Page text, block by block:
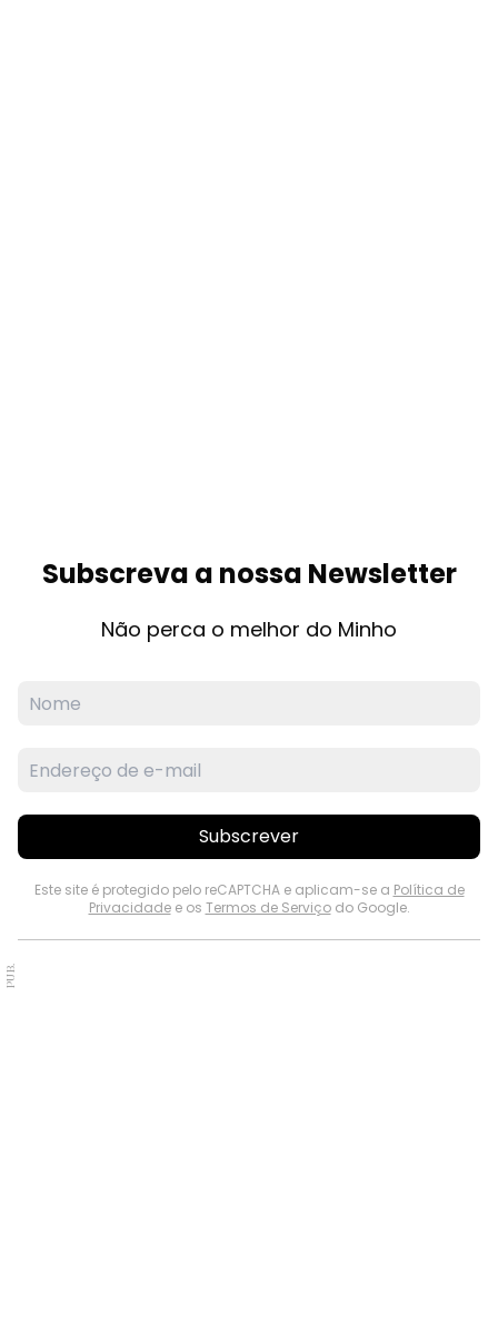
Subscreva a nossa Newsletter
Não perca o melhor do Minho
Subscrever
Este site é protegido pelo reCAPTCHA e aplicam-se a Política de
Privacidadee os Termos de Serviçodo Google.
PUB.